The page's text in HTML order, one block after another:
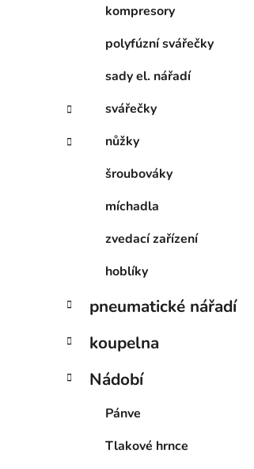
kompresory
polyfúzní svářečky
sady el. nářadí
svářečky
nůžky
šroubováky
míchadla
zvedací zařízení
hoblíky
pneumatické nářadí
koupelna
Nádobí
Pánve
Tlakové hrnce